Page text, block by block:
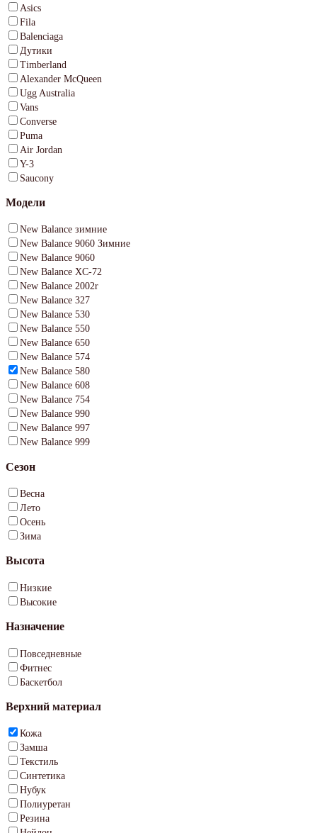
Asics
Fila
Balenciaga
Дутики
Timberland
Alexander McQueen
Ugg Australia
Vans
Converse
Puma
Air Jordan
Y-3
Saucony
Модели
New Balance зимние
New Balance 9060 Зимние
New Balance 9060
New Balance XC-72
New Balance 2002r
New Balance 327
New Balance 530
New Balance 550
New Balance 650
New Balance 574
New Balance 580
New Balance 608
New Balance 754
New Balance 990
New Balance 997
New Balance 999
Сезон
Весна
Лето
Осень
Зима
Высота
Низкие
Высокие
Назначение
Повседневные
Фитнес
Баскетбол
Верхний материал
Кожа
Замша
Текстиль
Синтетика
Нубук
Полиуретан
Резина